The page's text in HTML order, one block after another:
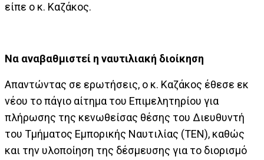
είπε ο κ. Καζάκος.
Να αναβαθμιστεί η ναυτιλιακή διοίκηση
Απαντώντας σε ερωτήσεις, ο κ. Καζάκος έθεσε εκ
νέου το πάγιο αίτημα του Επιμελητηρίου για
πλήρωσης της κενωθείσας θέσης του Διευθυντή
του Τμήματος Εμπορικής Ναυτιλίας (ΤΕΝ), καθώς
και την υλοποίηση της δέσμευσης για το διορισμό